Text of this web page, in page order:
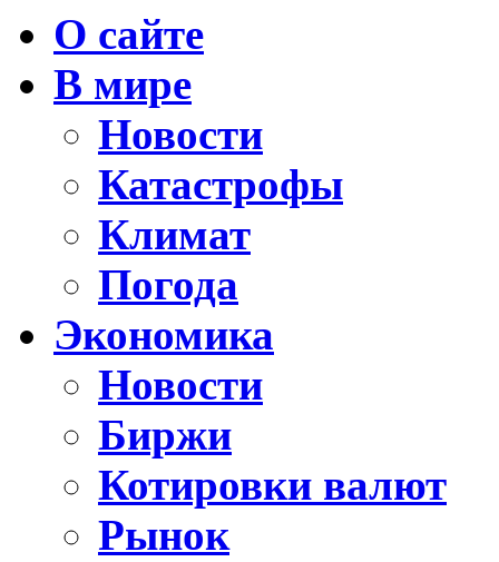
О сайте
В мире
Новости
Катастрофы
Климат
Погода
Экономика
Новости
Биржи
Котировки валют
Рынок